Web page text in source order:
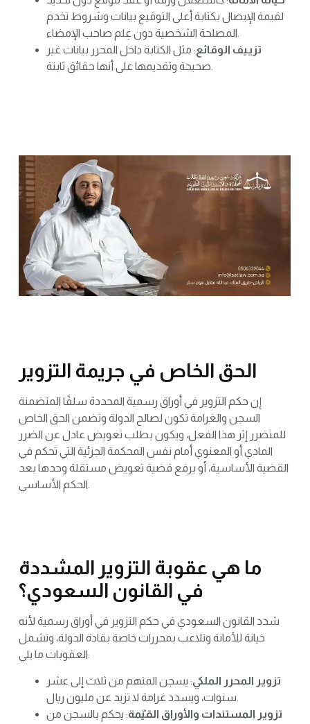
لقيمة الإيصال بكتابة أعلى التوقيع بيانات وشروط تخدم
المصلحة الشخصية دون عِلم صاحب الإمضاء.
تزييف الوقائع: مثل الكتابة داخل المحرر بيانات غير
صحيحة وتقديمها على أنها حقائق ثابتة.
الحق الخاص في جريمة التزوير
إن حكم التزوير في أوراق رسمية المحددة سلفًا المتضمنة
السجن والغرامة تكون لصالح الدولة وتضمن الحق الخاص
للمتضرر إثر هذا الفعل، ويكون بطلب تعويض عادل عن الضرر
المادي أو المعنوي أمام نفس المحكمة الجزئية التي تحكم في
القضية الأساسية، أو برفع قضية تعويض مستقلة وحدها بعد
الحكم الأساسي.
ما هي عقوبة التزوير المشددة
في القانون السعودي؟
شدد القانون السعودي في حكم التزوير في أوراق رسمية لأنه
خيانة للأمانة وتلاعب بمحررات خاصة بقادة الدولة، وتشمل
العقوبات ما يلي:
تزوير المحرر الملكي: يسجن المتهم من ثلاث إلى عشر
سنوات، ويسدد غرامة لا تزيد عن مليون ريال.
تزوير المستندات والأوراق القيّمة: يحكم بالسجن من